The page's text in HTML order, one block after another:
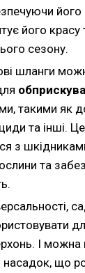
його красу
сезону.
шланги
такими як
та інші.
з
та
І
що